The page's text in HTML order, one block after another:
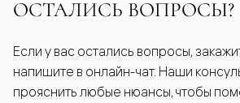
ОСТАЛИСЬ ВОПРОСЫ?
Если у вас остались вопросы,
напишите в онлайн-чат. Наши
прояснить любые нюансы, чтобы